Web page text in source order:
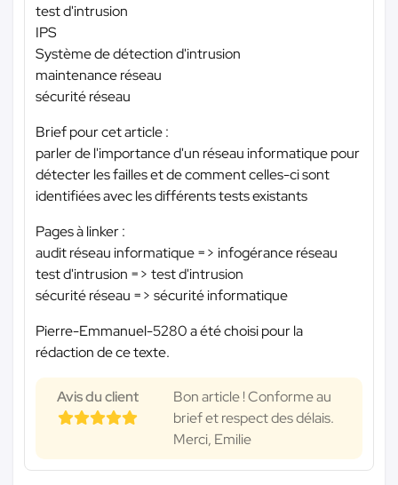
test d'intrusion
IPS
Système de détection d'intrusion
maintenance réseau
sécurité réseau
Brief pour cet article :
parler de l'importance d'un réseau informatique pour
détecter les failles et de comment celles-ci sont
identifiées avec les différents tests existants
Pages à linker :
audit réseau informatique => infogérance réseau
test d'intrusion => test d'intrusion
sécurité réseau => sécurité informatique
Pierre-Emmanuel-5280 a été choisi pour la
rédaction de ce texte.
Avis du client
Bon article ! Conforme au
brief et respect des délais.
Merci, Emilie